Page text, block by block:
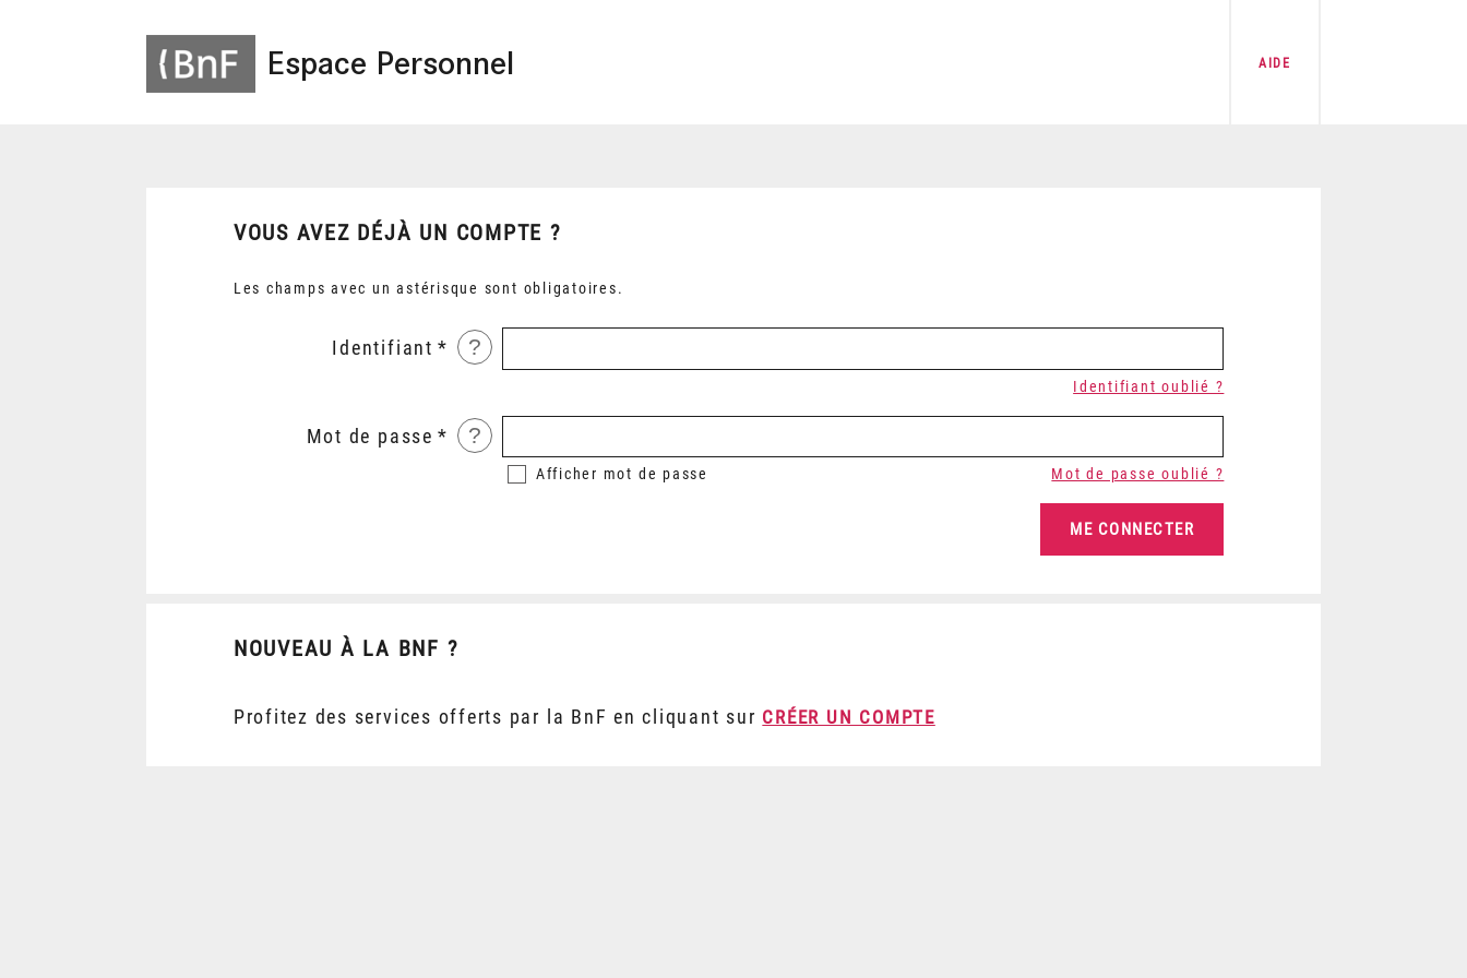
Espace Personnel AIDE
VOUS AVEZ DÉJÀ UN COMPTE ?
Les champs avec un astérisque sont obligatoires.
Identifiant ?
Identifiant oublié ?
Mot de passe ?
Afficher mot de passe Mot de passe oublié ?
NOUVEAU À LA BNF ?
Profitez des services offerts par la BnF en cliquant sur CRÉER UN COMPTE